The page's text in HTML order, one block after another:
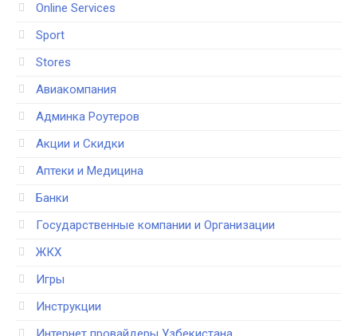
Online Services
Sport
Stores
Авиакомпания
Админка Роутеров
Акции и Скидки
Аптеки и Медицина
Банки
Государственные компании и Организации
ЖКХ
Игры
Инструкции